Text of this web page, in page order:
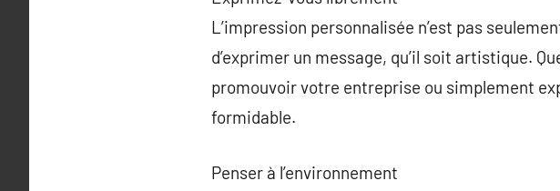
L’impression personnalisée n’est pas
d’exprimer un message, qu’il soit artistique.
promouvoir votre entreprise ou simplement
formidable.
Penser à l’environnement